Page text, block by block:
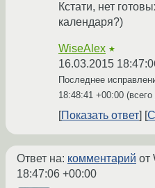
Кстати, нет
календаря?)
WiseAlex ★
16.03.2015
Последнее
18:48:41 +00:00 (всего
Показать ответ
Ответ на: комментарий от
18:47:06 +00:00